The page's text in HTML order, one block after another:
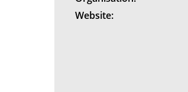
Website: